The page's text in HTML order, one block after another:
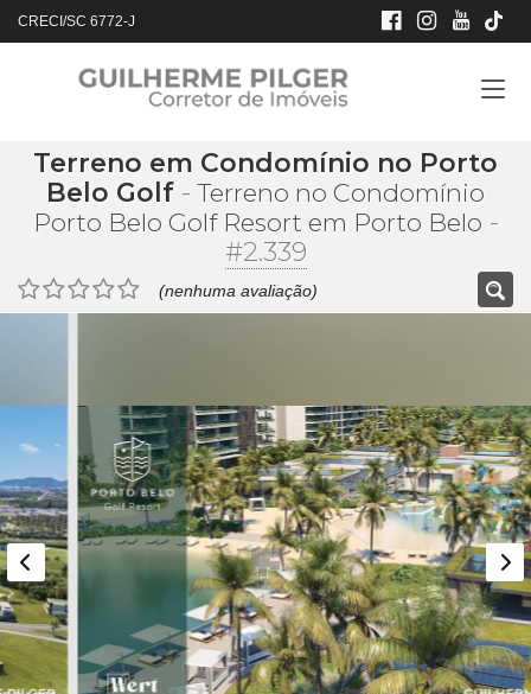
CRECI/SC 6772-J
Terreno em Condomínio no Porto
Belo Golf -Terreno no Condomínio
Porto Belo Golf Resort em Porto Belo -
#2.339
(nenhuma avaliação)